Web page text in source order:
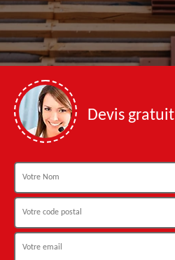
Devis gratuit